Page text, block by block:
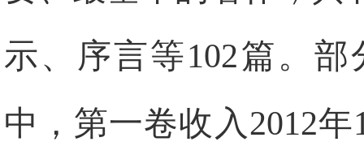
示、序言等102篇。
中，第一卷收入2012